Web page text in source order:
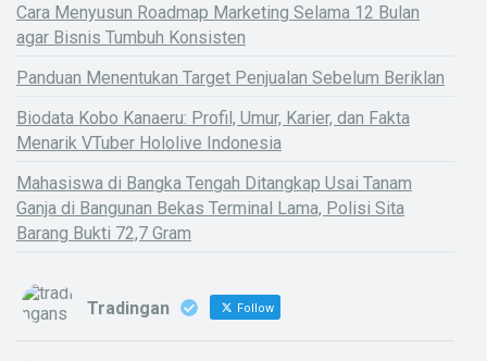
Cara Menyusun Roadmap Marketing Selama 12 Bulan
agar Bisnis Tumbuh Konsisten
Panduan Menentukan Target Penjualan Sebelum Beriklan
Biodata Kobo Kanaeru: Profil, Umur, Karier, dan Fakta
Menarik VTuber Hololive Indonesia
Mahasiswa di Bangka Tengah Ditangkap Usai Tanam
Ganja di Bangunan Bekas Terminal Lama, Polisi Sita
Barang Bukti 72,7 Gram
Tradingan Follow